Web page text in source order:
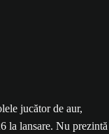
jucător de aur,
la lansare. Nu prezintă